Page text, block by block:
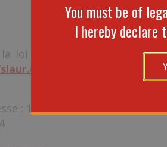
loi n° 2004-575 du 21 juin
l’identité des
: 192, rue de la vallée -
You must be of
I hereby declare